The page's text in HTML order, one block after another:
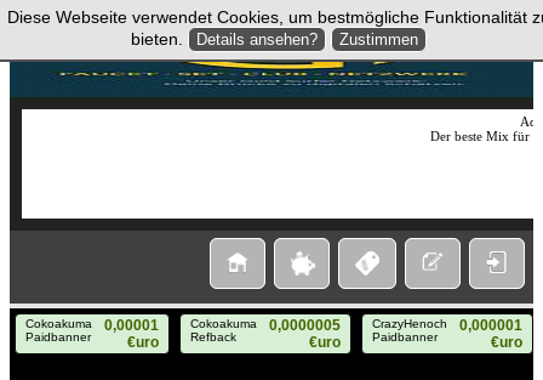
Der beste Mix für
Missing File: include/cookie_note/cookie_note_notice.txt
Diese Webseite verwendet Cookies, um bestmögliche Funktionalität
bieten.
Details ansehen? Zustimmen